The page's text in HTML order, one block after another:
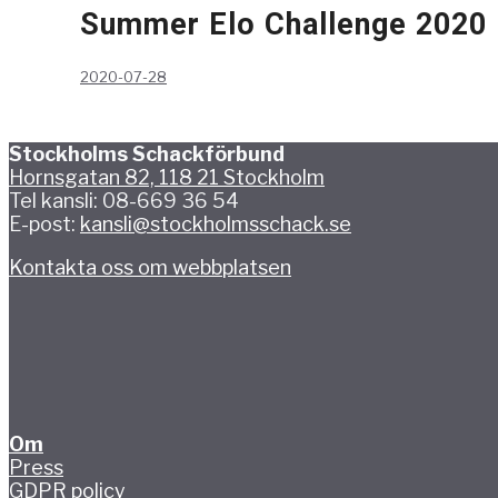
Summer Elo Challenge 2020
2020-07-28
Stockholms Schackförbund
Hornsgatan 82, 118 21 Stockholm
Tel kansli: 08-669 36 54
E-post: kansli@stockholmsschack.se
Kontakta oss om webbplatsen
Om
Press
GDPR policy